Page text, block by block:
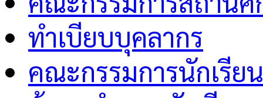
ทำเบียบบุคลากร
คณะกรรมการนักเรียน